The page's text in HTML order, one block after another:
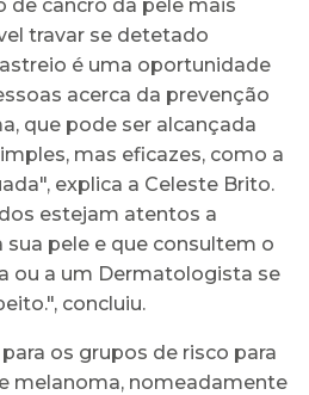
de cancro da pele mais
travar se detetado
é uma oportunidade
acerca da prevenção
que pode ser alcançada
mas eficazes, como a
explica a Celeste Brito.
estejam atentos a
sua pele e que consultem o
ou a um Dermatologista se
concluiu.
os grupos de risco para
melanoma, nomeadamente